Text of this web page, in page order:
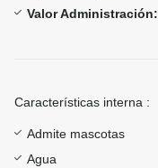
Valor Administración:
Características interna :
Admite mascotas
Agua